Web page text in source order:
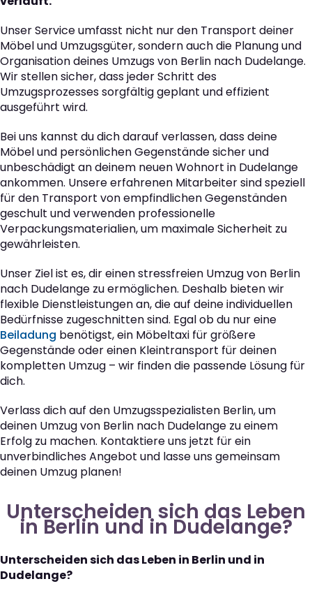
Unser Service umfasst nicht nur den Transport deiner
Möbel und Umzugsgüter, sondern auch die Planung und
Organisation deines Umzugs von Berlin nach Dudelange.
Wir stellen sicher, dass jeder Schritt des
Umzugsprozesses sorgfältig geplant und effizient
ausgeführt wird.
Bei uns kannst du dich darauf verlassen, dass deine
Möbel und persönlichen Gegenstände sicher und
unbeschädigt an deinem neuen Wohnort in Dudelange
ankommen. Unsere erfahrenen Mitarbeiter sind speziell
für den Transport von empfindlichen Gegenständen
geschult und verwenden professionelle
Verpackungsmaterialien, um maximale Sicherheit zu
gewährleisten.
Unser Ziel ist es, dir einen stressfreien Umzug von Berlin
nach Dudelange zu ermöglichen. Deshalb bieten wir
flexible Dienstleistungen an, die auf deine individuellen
Bedürfnisse zugeschnitten sind. Egal ob du nur eine
Beiladung benötigst, ein Möbeltaxi für größere
Gegenstände oder einen Kleintransport für deinen
kompletten Umzug – wir finden die passende Lösung für
dich.
Verlass dich auf den Umzugsspezialisten Berlin, um
deinen Umzug von Berlin nach Dudelange zu einem
Erfolg zu machen. Kontaktiere uns jetzt für ein
unverbindliches Angebot und lasse uns gemeinsam
deinen Umzug planen!
Unterscheiden sich das Leben
in Berlin und in Dudelange?
Unterscheiden sich das Leben in Berlin und in
Dudelange?